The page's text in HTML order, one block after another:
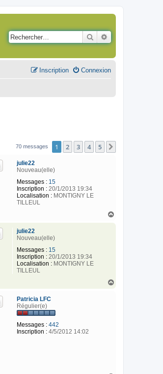
Rechercher
Connexion
Inscription
70 messages 1 2 3 4 5
julie22
Nouveau(elle)
Messages : 15
Inscription : 20/1/2013 19:34
Localisation : MONTIGNY LE
TILLEUL
julie22
Nouveau(elle)
Messages : 15
Inscription : 20/1/2013 19:34
Localisation : MONTIGNY LE
TILLEUL
Patricia LFC
Régulier(e)
Messages : 442
Inscription : 4/5/2012 14:02